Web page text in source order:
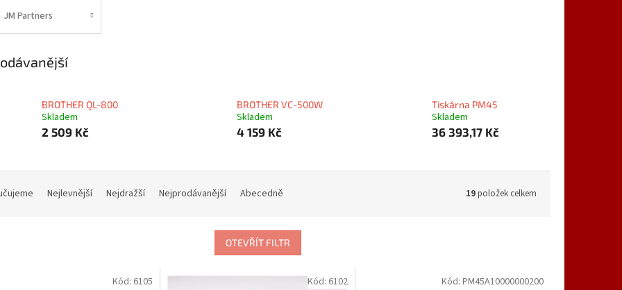
JM Partners
BROTHER QL-800
Skladem
2 509 Kč
BROTHER VC-500W
Skladem
4 159 Kč
Tiskárna PM45
Skladem
36 393,17 Kč
Nejlevnější Nejdražší Nejprodávanější Abecedně 19položek celkem
OTEVŘÍT FILTR
Kód: 6105 Kód: 6102 Kód: PM45A10000000200